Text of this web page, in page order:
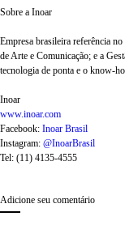
Sobre a Inoar
Empresa brasileira referência
de Arte e Comunicação; e a
tecnologia de ponta e o know-
Inoar
www.inoar.com
Facebook: Inoar Brasil
Instagram: @InoarBrasil
Tel: (11) 4135-4555
Adicione seu comentário